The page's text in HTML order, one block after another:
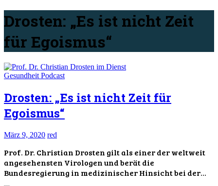
Drosten: „Es ist nicht Zeit
für Egoismus“
Gesundheit Podcast
Drosten: „Es ist nicht Zeit für
Egoismus“
März 9, 2020 red
Prof. Dr. Christian Drosten gilt als einer der weltweit
angesehensten Virologen und berät die
Bundesregierung in medizinischer Hinsicht bei der…